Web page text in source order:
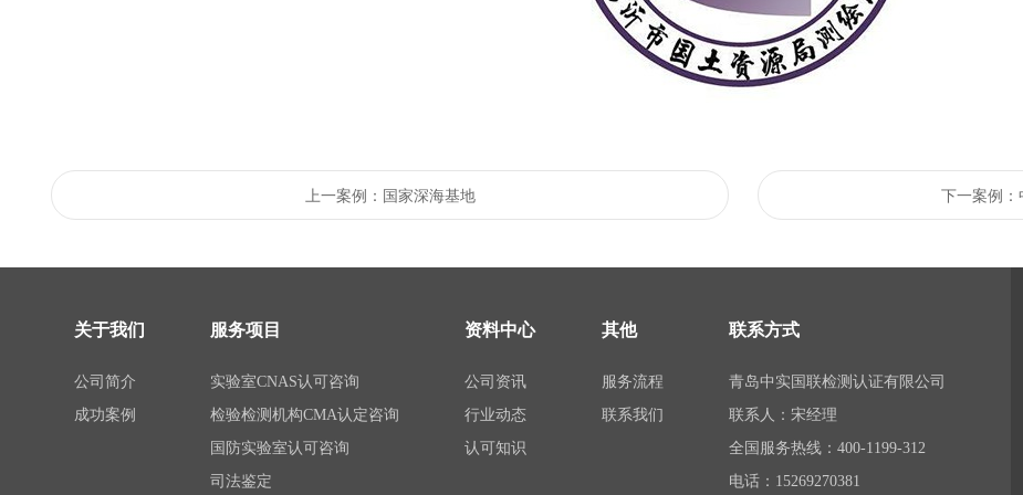
上一案例：国家深海基地 下一案例：
关于我们
公司简介
成功案例
服务项目
实验室CNAS认可咨询
检验检测机构CMA认定咨询
国防实验室认可咨询
司法鉴定
资料中心
公司资讯
行业动态
认可知识
其他
服务流程
联系我们
联系方式
青岛中实国联检测认证有限公司
联系人：宋经理
全国服务热线：400-1199-312
电话：15269270381